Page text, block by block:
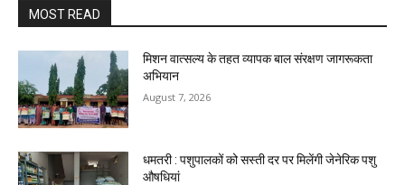
MOST READ
मिशन वात्सल्य के तहत व्यापक बाल संरक्षण जागरूकता
अभियान
August 7, 2026
धमतरी : पशुपालकों को सस्ती दर पर मिलेंगी जेनेरिक पशु
औषधियां